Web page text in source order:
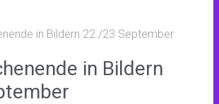
in Bildern 22./23 September
in Bildern